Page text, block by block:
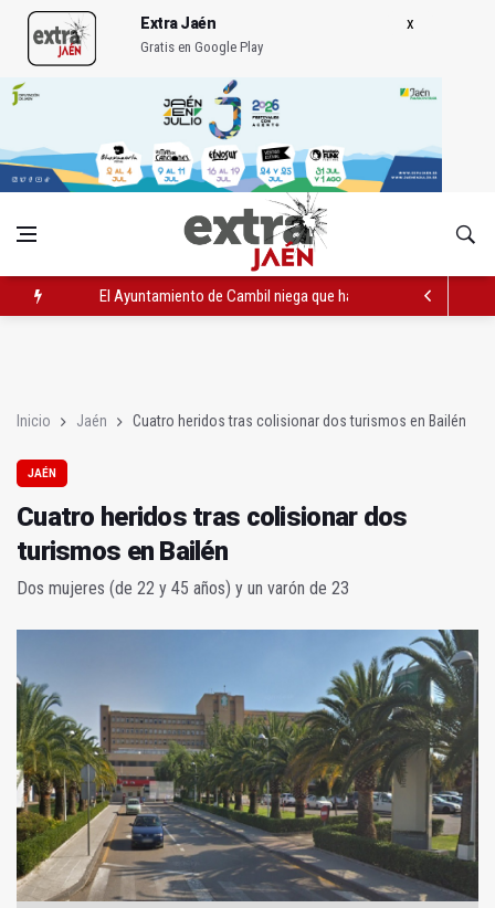
Extra Jaén
Gratis en Google Play
El Ayuntamiento de Cambil niega que haya convenio con la
Inicio Jaén Cuatro heridos tras colisionar dos turismos en Bailén
JAÉN
Cuatro heridos tras colisionar dos
turismos en Bailén
Dos mujeres (de 22 y 45 años) y un varón de 23